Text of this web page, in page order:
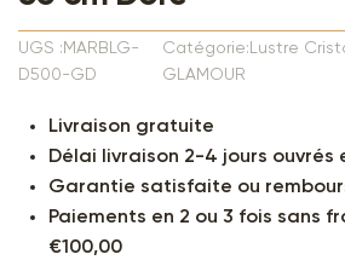
UGS :MARBLG-
D500-GD
Catégorie:Lustre
GLAMOUR
Livraison gratuite
Délai livraison 2-4 jours ouvrés
Garantie satisfaite ou
Paiements en 2 ou 3 fois sans
€100,00